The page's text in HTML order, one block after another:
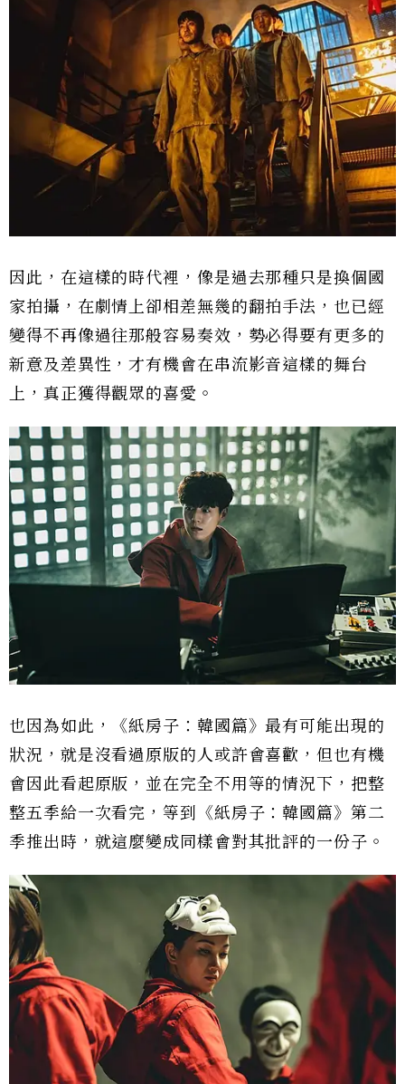
因此，在這樣的時代裡，像是過去那種只是換個國
家拍攝，在劇情上卻相差無幾的翻拍手法，也已經
變得不再像過往那般容易奏效，勢必得要有更多的
新意及差異性，才有機會在串流影音這樣的舞台
上，真正獲得觀眾的喜愛。
也因為如此，《紙房子：韓國篇》最有可能出現的
狀況，就是沒看過原版的人或許會喜歡，但也有機
會因此看起原版，並在完全不用等的情況下，把整
整五季給一次看完，等到《紙房子：韓國篇》第二
季推出時，就這麼變成同樣會對其批評的一份子。